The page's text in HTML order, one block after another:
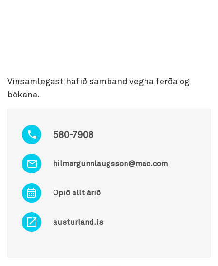
580-7908
hilmargunnlaugsson@mac.com
Opið allt árið
austurland.is
Vinsamlegast hafið samband vegna ferða og
bókana.